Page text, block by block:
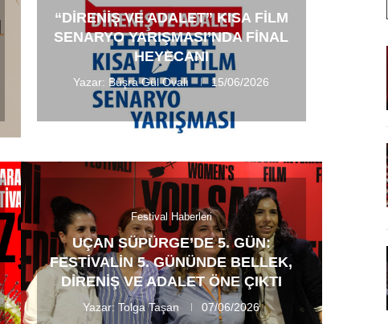
“DIRENIŞ VE ADALET” KISA FILM
SENARYO YARIŞMASI’NDA FINAL
HEYECANI
Yazar: Büşra Gül Ovalı 15/06/2026
Festival Haberleri
UÇAN SÜPÜRGE’DE 5. GÜN:
FESTIVALIN 5. GÜNÜNDE BELLEK,
DIRENIŞ VE ADALET ÖNE ÇIKTI
Yazar:Tolga Taşan 07/06/2026